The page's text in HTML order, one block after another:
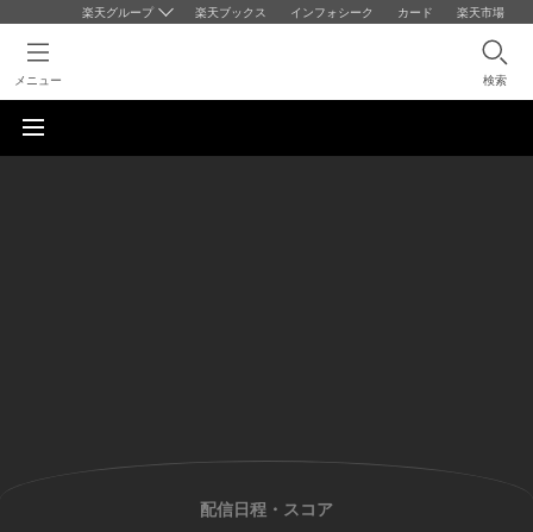
楽天グループ 楽天ブックス インフォシーク カード 楽天市場
メニュー 検索
配信日程・スコア